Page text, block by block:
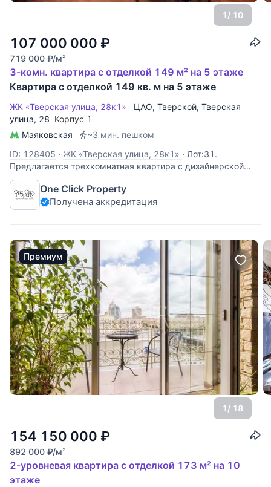
1/ 10
107 000 000 ₽
719 000 ₽/м2
3-комн. квартира с отделкой 149 м² на 5 этаже
Квартира с отделкой 149 кв. м на 5 этаже
ЖК «Тверская улица, 28к1» ЦАО, Тверской, Тверская
улица, 28 Корпус 1
Маяковская
~3 мин. пешком
ID: 128405 · ЖК «Тверская улица, 28к1» · Лот:31.
Предлагается трехкомнатная квартира с дизайнерской
отделкой, в классическом стиле, в элитном доме с
огороженной территорией, в историческом центре
Москвы. Просторная кухня-гостиная, две спальни и три с/
One Click Property
Получена аккредитация
Премиум
1/ 18
154 150 000 ₽
892 000 ₽/м2
2-уровневая квартира с отделкой 173 м² на 10
этаже